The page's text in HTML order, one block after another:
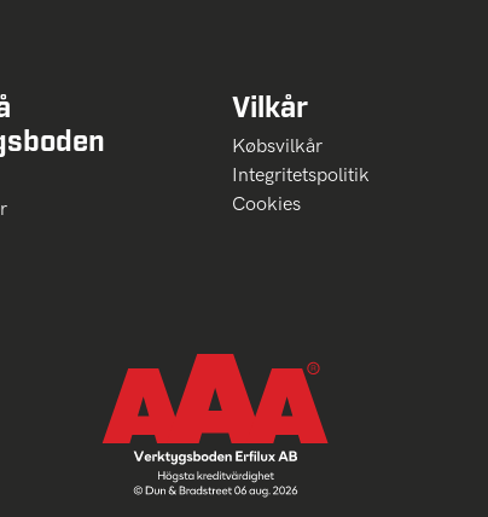
Vilkår
Købsvilkår
Integritetspolitik
Cookies